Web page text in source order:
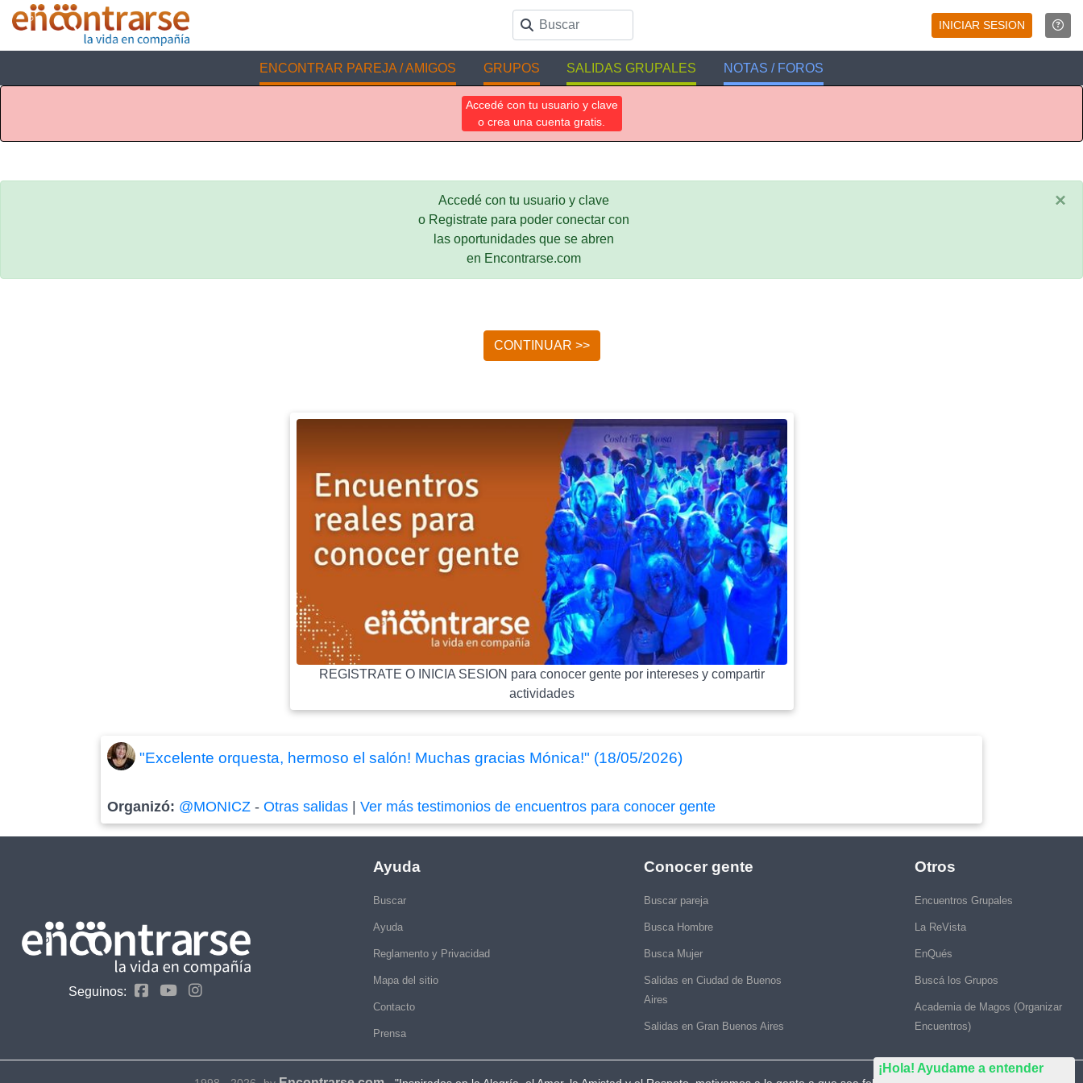
INICIAR SESION
ENCONTRAR PAREJA / AMIGOS GRUPOS SALIDAS GRUPALES NOTAS / FOROS
¡Hola! Ayudame a entender
Accedé con tu usuario y clave
o crea una cuenta gratis.
Accedé con tu usuario y clave
o Registrate para poder conectar con
las oportunidades que se abren
en Encontrarse.com
×
CONTINUAR >>
REGISTRATE O INICIA SESION para conocer gente por intereses y compartir
actividades
"Excelente orquesta, hermoso el salón! Muchas gracias Mónica!" (18/05/2026)
Organizó: @MONICZ -Otras salidas |Ver más testimonios de encuentros para conocer gente
Seguinos:
Ayuda
Buscar
Ayuda
Reglamento y Privacidad
Mapa del sitio
Contacto
Prensa
Conocer gente
Buscar pareja
Busca Hombre
Busca Mujer
Salidas en Ciudad de Buenos
Aires
Salidas en Gran Buenos Aires
Otros
Encuentros Grupales
La ReVista
EnQués
Buscá los Grupos
Academia de Magos (Organizar
Encuentros)